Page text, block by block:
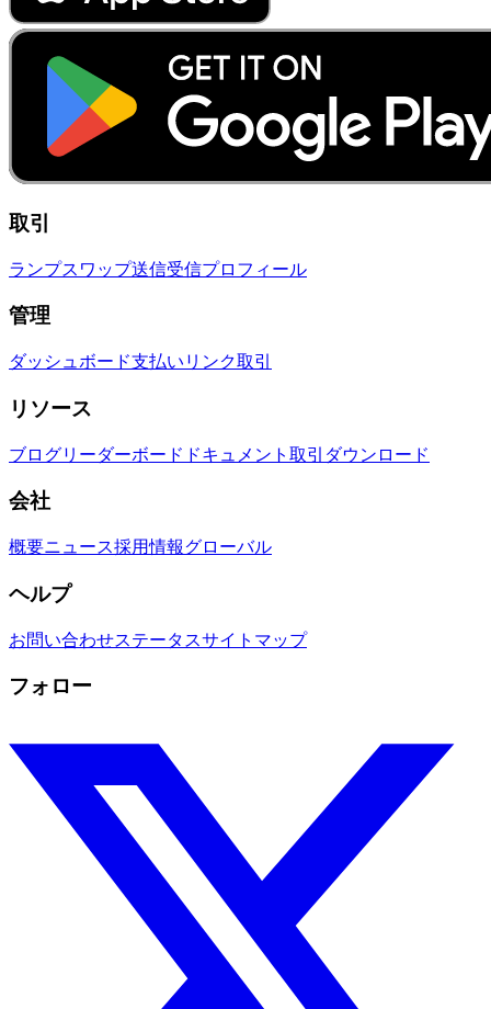
取引
ランプスワップ送信受信プロフィール
管理
ダッシュボード支払いリンク取引
リソース
ブログリーダーボード ドキュメント 取引 ダウンロード
会社
概要ニュース採用情報グローバル
ヘルプ
お問い合わせステータスサイトマップ
フォロー